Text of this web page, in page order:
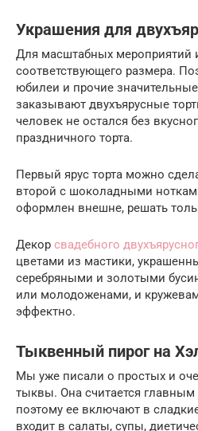
Украшения для
Для масштабных мероприятий
соответствующего размера.
юбилеи и прочие
заказывают двухъярусные
человек не остался без
праздничного торта.
Первый ярус торта можно
второй с шоколадными
оформлен внешне, решать
Декор свадебного
цветами из мастики,
серебряными и золотыми
или молодоженами, и
эффектно.
Тыквенный пирог на
Мы уже писали о простых и
тыквы. Она считается
поэтому ее включают в
входит в салаты, супы,